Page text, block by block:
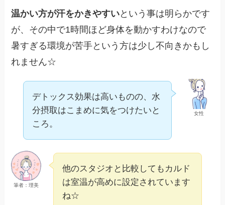
温かい方が汗をかきやすいという事は明らかです
が、その中で1時間ほど身体を動かすわけなので
暑すぎる環境が苦手という方は少し不向きかもし
れません☆
女性
デトックス効果は高いものの、水
分摂取はこまめに気をつけたいと
ころ。
筆者：理美
他のスタジオと比較してもカルド
は室温が高めに設定されています
ね☆